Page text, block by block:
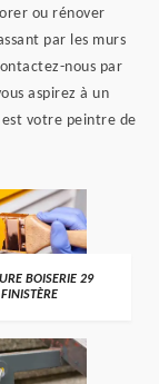
ou rénover
par les murs
nous par
aspirez à un
votre peintre de
BOISERIE 29
FINISTÈRE